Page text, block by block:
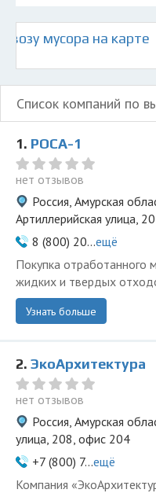
мусора на карте
Список компаний по
1. РОСА-1
нет отзывов
Россия, Амурская
Артиллерийская улица,
8 (800) 20...ещё
Покупка отработанного
жидких и твердых
Узнать больше
2. ЭкоАрхитектура
нет отзывов
Россия, Амурская
улица, 208, офис 204
+7 (800) 7...ещё
Компания